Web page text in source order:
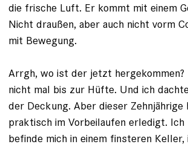
die frische Luft. Er kommt mit einem
Nicht draußen, aber auch nicht vorm
mit Bewegung.
Arrgh, wo ist der jetzt
nicht mal bis zur Hüfte. Und ich
der Deckung. Aber dieser Zehnjährige
praktisch im Vorbeilaufen erledigt. Ich
befinde mich in einem finsteren Keller,